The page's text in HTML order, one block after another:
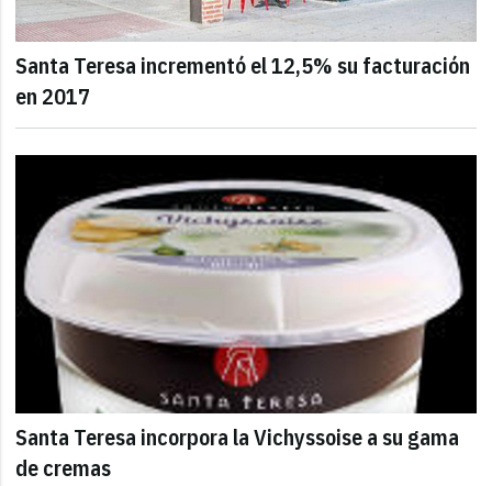
Santa Teresa incrementó el 12,5% su facturación
en 2017
Santa Teresa incorpora la Vichyssoise a su gama
de cremas